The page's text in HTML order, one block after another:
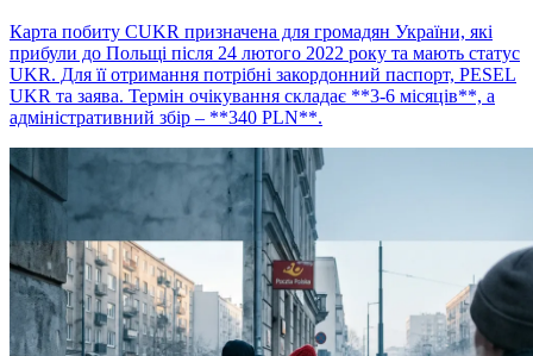
Карта побиту CUKR призначена для громадян України, які
прибули до Польщі після 24 лютого 2022 року та мають статус
UKR. Для її отримання потрібні закордонний паспорт, PESEL
UKR та заява. Термін очікування складає **3-6 місяців**, а
адміністративний збір – **340 PLN**.